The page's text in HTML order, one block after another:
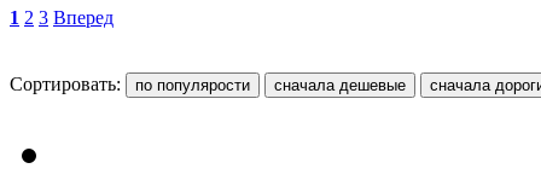
1 2 3 Вперед
Сортировать: